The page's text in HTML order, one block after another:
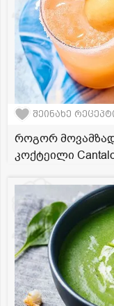
შეინახე
როგორ
კოქტეილი